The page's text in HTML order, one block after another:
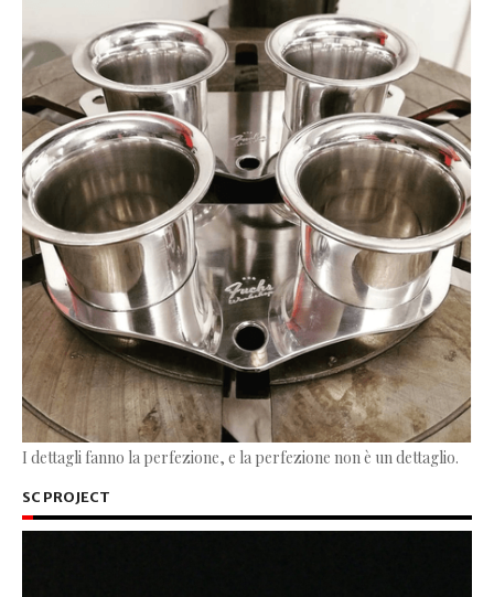
I dettagli fanno la perfezione, e la perfezione non è un dettaglio.
SC PROJECT